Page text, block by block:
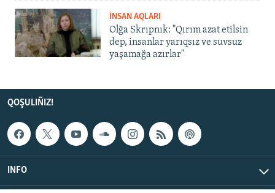
İNSAN AQLARI
Olğa Skrıpnık: "Qırım azat etilsin
dep, insanlar yarıqsız ve suvsuz
yaşamağa azırlar"
QOŞULIÑIZ!
INFO